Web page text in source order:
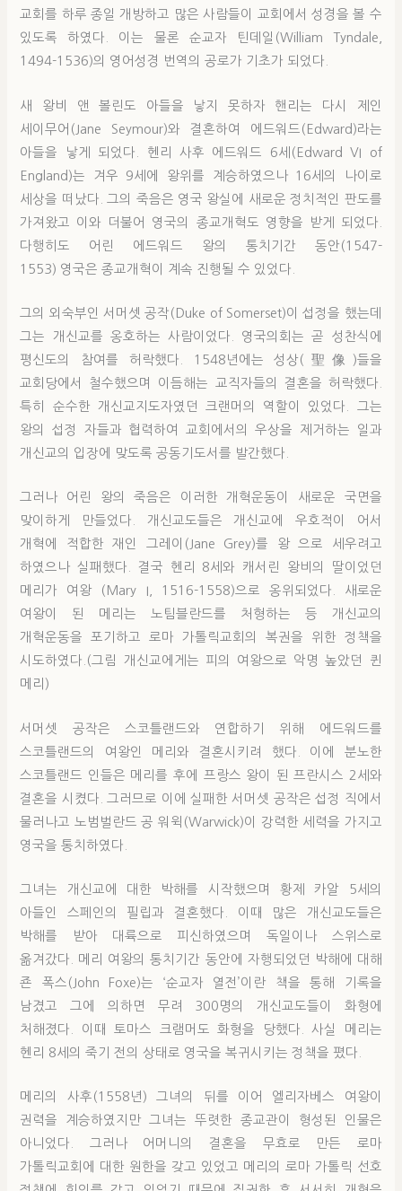
교회를 하루 종일 개방하고 많은 사람들이 교회에서 성경을 볼 수
있도록 하였다. 이는 물론 순교자 틴데일(William Tyndale,
1494-1536)의 영어성경 번역의 공로가 기초가 되었다.
새 왕비 앤 볼린도 아들을 낳지 못하자 핸리는 다시 제인
세이무어(Jane Seymour)와 결혼하여 에드워드(Edward)라는
아들을 낳게 되었다. 헨리 사후 에드워드 6세(Edward VI of
England)는 겨우 9세에 왕위를 계승하였으나 16세의 나이로
세상을 떠났다. 그의 죽음은 영국 왕실에 새로운 정치적인 판도를
가져왔고 이와 더불어 영국의 종교개혁도 영향을 받게 되었다.
다행히도 어린 에드워드 왕의 통치기간 동안(1547-
1553) 영국은 종교개혁이 계속 진행될 수 있었다.
그의 외숙부인 서머셋 공작(Duke of Somerset)이 섭정을 했는데
그는 개신교를 옹호하는 사람이었다. 영국의회는 곧 성찬식에
평신도의 참여를 허락했다. 1548년에는 성상(聖像)들을
교회당에서 철수했으며 이듬해는 교직자들의 결혼을 허락했다.
특히 순수한 개신교지도자였던 크랜머의 역할이 있었다. 그는
왕의 섭정 자들과 협력하여 교회에서의 우상을 제거하는 일과
개신교의 입장에 맞도록 공동기도서를 발간했다.
그러나 어린 왕의 죽음은 이러한 개혁운동이 새로운 국면을
맞이하게 만들었다. 개신교도들은 개신교에 우호적이 어서
개혁에 적합한 재인 그레이(Jane Grey)를 왕 으로 세우려고
하였으나 실패했다. 결국 헨리 8세와 캐서린 왕비의 딸이었던
메리가 여왕 (Mary I, 1516-1558)으로 옹위되었다. 새로운
여왕이 된 메리는 노팀블란드를 처형하는 등 개신교의
개혁운동을 포기하고 로마 가톨릭교회의 복권을 위한 정책을
시도하였다.(그림 개신교에게는 피의 여왕으로 악명 높았던 퀸
메리)
서머셋 공작은 스코틀랜드와 연합하기 위해 에드워드를
스코틀랜드의 여왕인 메리와 결혼시키려 했다. 이에 분노한
스코틀랜드 인들은 메리를 후에 프랑스 왕이 된 프란시스 2세와
결혼을 시켰다. 그러므로 이에 실패한 서머셋 공작은 섭정 직에서
물러나고 노범벌란드 공 워윅(Warwick)이 강력한 세력을 가지고
영국을 통치하였다.
그녀는 개신교에 대한 박해를 시작했으며 황제 카알 5세의
아들인 스페인의 필립과 결혼했다. 이때 많은 개신교도들은
박해를 받아 대륙으로 피신하였으며 독일이나 스위스로
옮겨갔다. 메리 여왕의 통치기간 동안에 자행되었던 박해에 대해
죤 폭스(John Foxe)는 ‘순교자 열전’이란 책을 통해 기록을
남겼고 그에 의하면 무려 300명의 개신교도들이 화형에
처해졌다. 이때 토마스 크램머도 화형을 당했다. 사실 메리는
헨리 8세의 죽기 전의 상태로 영국을 복귀시키는 정책을 폈다.
메리의 사후(1558년) 그녀의 뒤를 이어 엘리자베스 여왕이
권력을 계승하였지만 그녀는 뚜렷한 종교관이 형성된 인물은
아니었다. 그러나 어머니의 결혼을 무효로 만든 로마
가톨릭교회에 대한 원한을 갖고 있었고 메리의 로마 가톨릭 선호